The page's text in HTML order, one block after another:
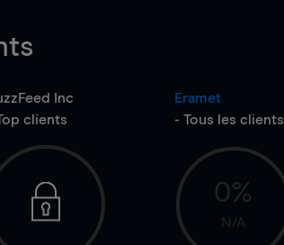
Inc
clients
Eramet
- Tous les clients
0%
N/A